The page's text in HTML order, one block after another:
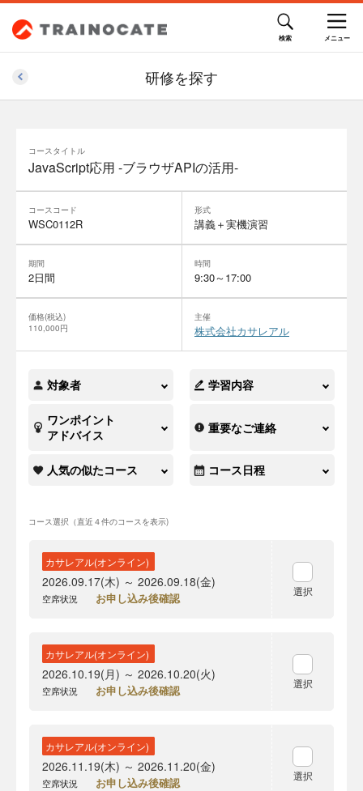
研修を探す
コースタイトル
JavaScript応用 -ブラウザAPIの活用-
コースコード
WSC0112R
形式
講義＋実機演習
期間
2日間
時間
9:30～17:00
価格(税込)
110,000円
主催
株式会社カサレアル
対象者 学習内容
ワンポイント
アドバイス
重要なご連絡
人気の似たコース コース日程
コース選択（直近４件のコースを表示)
カサレアル(オンライン)
2026.09.17(木) ～ 2026.09.18(金)
空席状況 お申し込み後確認 選択
カサレアル(オンライン)
2026.10.19(月) ～ 2026.10.20(火)
空席状況 お申し込み後確認 選択
カサレアル(オンライン)
2026.11.19(木) ～ 2026.11.20(金)
空席状況 お申し込み後確認 選択